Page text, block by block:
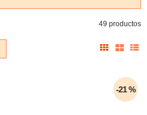
49 productos
-21 %